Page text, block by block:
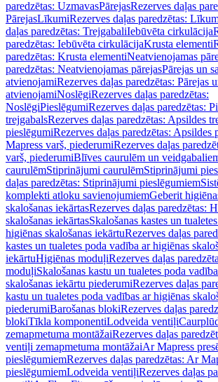
paredzētas: UzmavasPārejasRezerves daļas
PārejasLīkumiRezerves daļas paredzētas:
daļas paredzētas: TrejgabaliIebūvēta cirkulācija
paredzētas: Iebūvēta cirkulācijaKrusta elementi
paredzētas: Krusta elementiNeatvienojamas
paredzētas: Neatvienojamas pārejasPārejas un
atvienojamiRezerves daļas paredzētas: Pārejas
atvienojamiNoslēgiRezerves daļas paredzētas:
NoslēgiPieslēgumiRezerves daļas paredzētas:
trejgabalsRezerves daļas paredzētas: Apsildes
pieslēgumiRezerves daļas paredzētas: Apsildes
Mapress varš, piederumiRezerves daļas
varš, piederumiBlīves caurulēm un
caurulēmStiprinājumi caurulēmStiprinājumi
daļas paredzētas: Stiprinājumi pieslēgumiem
komplekti atloku savienojumiemGeberit
skalošanas iekārtasRezerves daļas paredzētas:
skalošanas iekārtasSkalošanas kastes un
higiēnas skalošanas iekārtuRezerves daļas
kastes un tualetes poda vadība ar higiēnas
iekārtuHigiēnas moduļiRezerves daļas
moduļiSkalošanas kastu un tualetes poda
skalošanas iekārtu piederumiRezerves daļas
kastu un tualetes poda vadības ar higiēnas
piederumiBarošanas blokiRezerves daļas
blokiTīkla komponentiLodveida ventiļi
zemapmetuma montāžaiRezerves daļas
ventiļi zemapmetuma montāžaiAr Mapress
pieslēgumiemRezerves daļas paredzētas: Ar
pieslēgumiemLodveida ventiļiRezerves daļas